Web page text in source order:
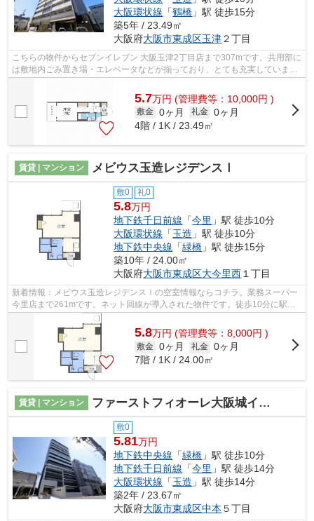
大阪環状線 「鶴橋 」駅 徒歩15分
築5年 / 23.49㎡
大阪府大阪市東成区玉津２丁目
こちらの物件からセブンイレブン 大阪玉津2丁目店まで307mです。共用部に
は敷地内ごみ置き場・エレベータなどが揃っており、とても充実していま
5.7万円 (管理費等：10,000円 )
敷金 0ヶ月 礼金 0ヶ月
4階 / 1K / 23.49㎡
賃貸 | マンション メビウス玉造レジデンスⅠ
敷0 礼0
5.8万円
地下鉄千日前線 「今里 」駅 徒歩10分
大阪環状線 「玉造 」駅 徒歩10分
地下鉄中央線 「緑橋 」駅 徒歩15分
築10年 / 24.00㎡
大阪府大阪市東成区大今里西 １丁目
新着情報：メビウス玉造レジデンスⅠの空室情報ならコチラ。業務スーパー
今里店まで261mです。ネット回線が導入された物件です。徒歩10分に駅の
ある、ニーズの高い物件です。大阪市東...
5.8万円 (管理費等：8,000円 )
敷金 0ヶ月 礼金 0ヶ月
7階 / 1K / 24.00㎡
賃貸 | マンション ファーストフィオーレ大阪城イースト
敷0
5.81万円
地下鉄中央線 「緑橋 」駅 徒歩10分
地下鉄千日前線 「今里 」駅 徒歩14分
大阪環状線 「玉造 」駅 徒歩14分
築2年 / 23.67㎡
大阪府大阪市東成区中本 ５丁目